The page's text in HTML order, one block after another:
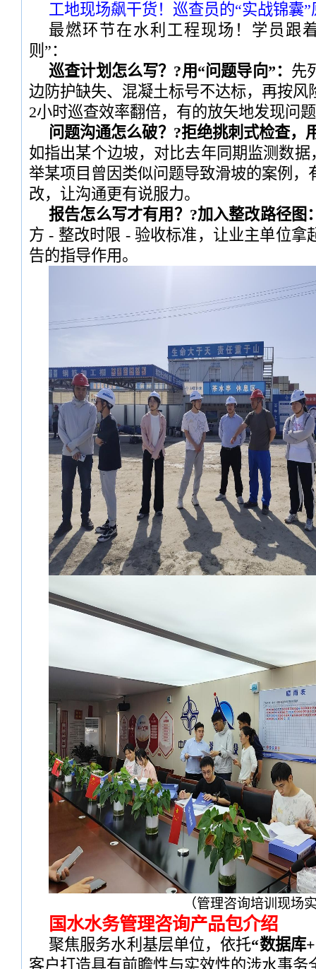
工地现场飙干货！巡查员的“实战锦囊
最燃环节在水利工程现场！学员跟
则”：
巡查计划怎么写？?用“问题导向”： 先
边防护缺失、混凝土标号不达标，再按风
2小时巡查效率翻倍，有的放矢地发现问
问题沟通怎么破？?拒绝挑刺式检查，
如指出某个边坡，对比去年同期监测数据
举某项目曾因类似问题导致滑坡的案例，
改，让沟通更有说服力。
报告怎么写才有用？?加入整改路径图
方 - 整改时限 - 验收标准，让业主单位拿
告的指导作用。
（管理咨询培训现场
国水水务管理咨询产品包介绍
聚焦服务水利基层单位，依托“数据库
客户打造具有前瞻性与实效性的涉水事务